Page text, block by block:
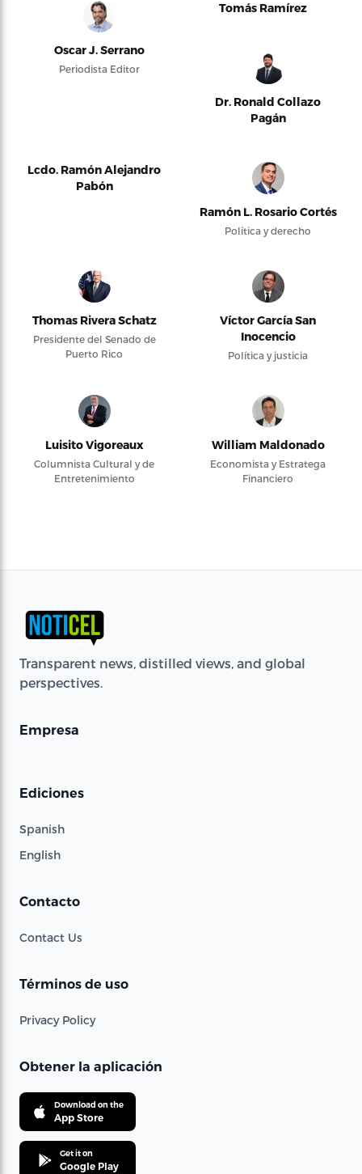
Oscar J. Serrano
Periodista Editor
Tomás Ramírez
Dr. Ronald Collazo
Pagán
Lcdo. Ramón Alejandro
Pabón
Ramón L. Rosario Cortés
Política y derecho
Thomas Rivera Schatz
Presidente del Senado de
Puerto Rico
Víctor García San
Inocencio
Política y justicia
Luisito Vigoreaux
Columnista Cultural y de
Entretenimiento
William Maldonado
Economista y Estratega
Financiero
Transparent news, distilled views, and global
perspectives.
Empresa
Ediciones
Spanish
English
Contacto
Contact Us
Términos de uso
Privacy Policy
Obtener la aplicación
Download on the
App Store
Get it on
Google Play